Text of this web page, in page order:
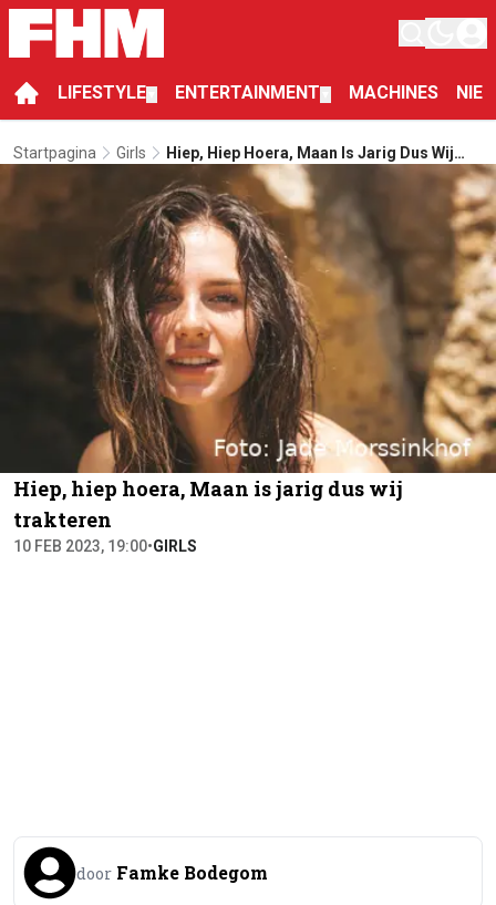
LIFESTYLE ENTERTAINMENT MACHINES
Startpagina Girls
Hiep, Hiep Hoera, Maan Is Jarig Dus Wij
Hiep, hiep hoera, Maan is jarig dus wij
trakteren
10 FEB 2023, 19:00•GIRLS
door Famke Bodegom